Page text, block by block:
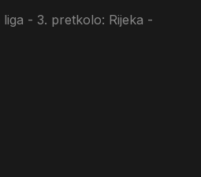
- 3. pretkolo: Rijeka -